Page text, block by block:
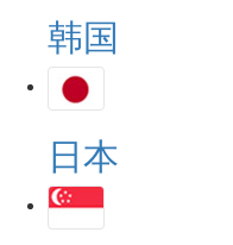
韩国
日本